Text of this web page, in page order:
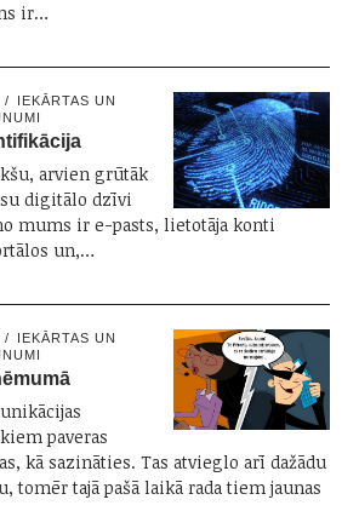
ir…
IEKĀRTAS UN
arvien grūtāk
digitālo dzīvi
mums ir e-pasts, lietotāja konti
un,…
IEKĀRTAS UN
paveras
kā sazināties. Tas atvieglo arī dažādu
tomēr tajā pašā laikā rada tiem jaunas